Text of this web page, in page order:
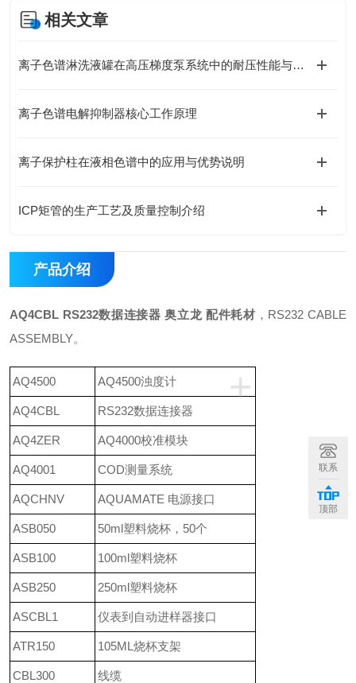
相关文章
离子色谱淋洗液罐在高压梯度泵系统中的耐压性能与密封设计
离子色谱电解抑制器核心工作原理
离子保护柱在液相色谱中的应用与优势说明
ICP矩管的生产工艺及质量控制介绍
产品介绍
AQ4CBL RS232数据连接器 奥立龙 配件耗材 ，RS232 CABLE
ASSEMBLY。
+
AQ4500 AQ4500浊度计
AQ4CBL RS232数据连接器
AQ4ZER AQ4000校准模块
AQ4001 COD测量系统
AQCHNV AQUAMATE 电源接口
ASB050 50ml塑料烧杯，50个
ASB100 100ml塑料烧杯
ASB250 250ml塑料烧杯
ASCBL1 仪表到自动进样器接口
ATR150 105ML烧杯支架
CBL300 线缆
联系
顶部